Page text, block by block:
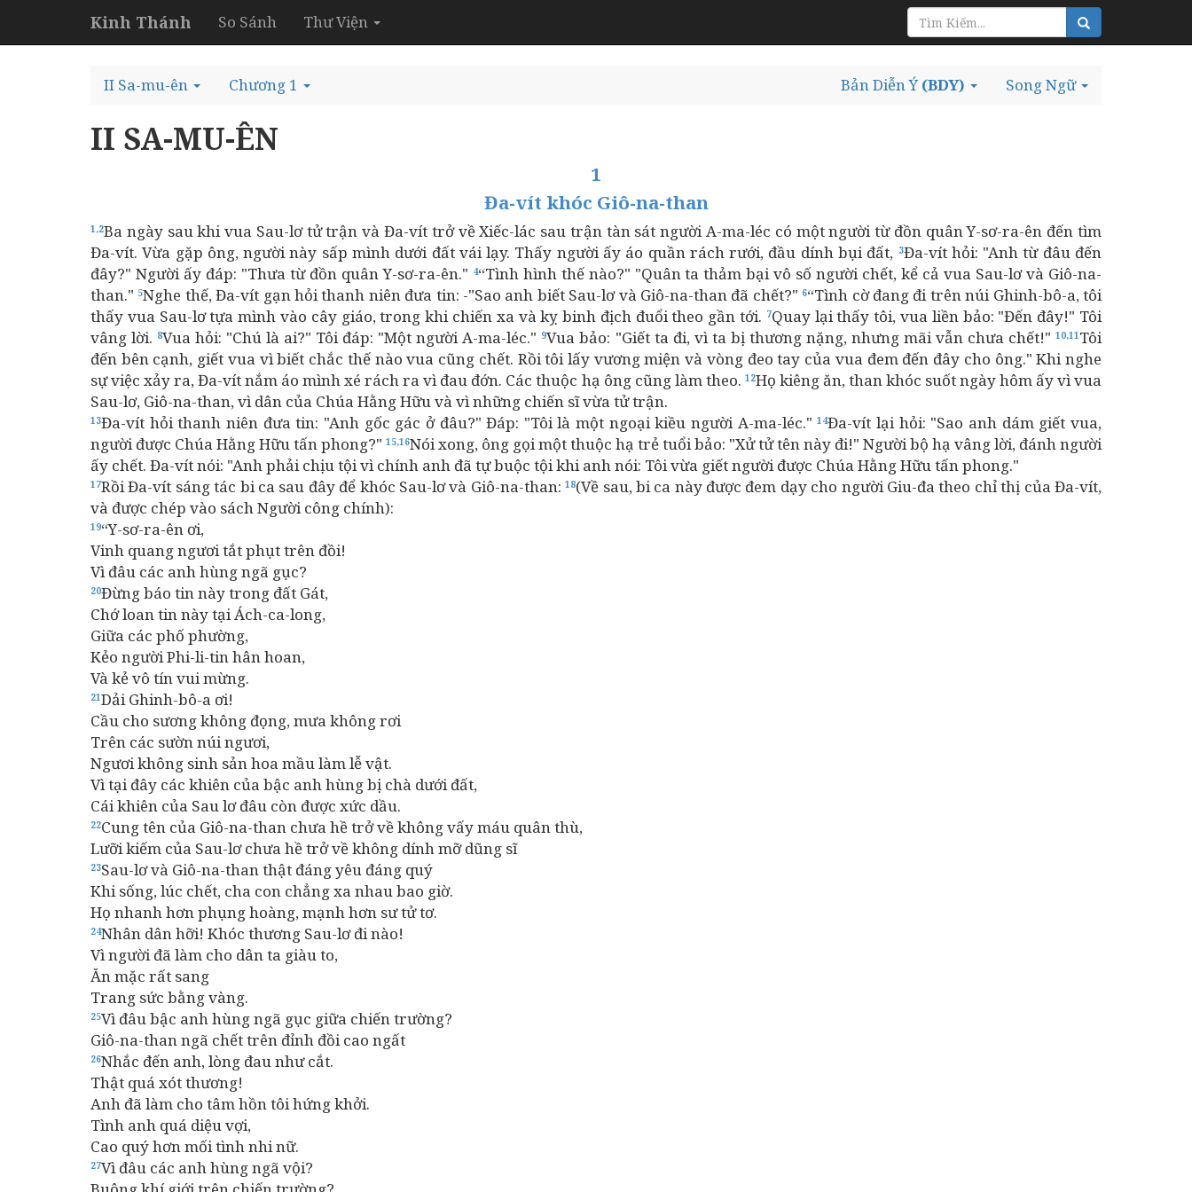
Kinh Thánh So Sánh Thư Viện
II Sa-mu-ên Chương 1 Song Ngữ
Bản Diễn Ý (BDY)
II SA-MU-ÊN
1
Đa-vít khóc Giô-na-than
1,2Ba ngày sau khi vua Sau-lơ tử trận và Đa-vít trở về Xiếc-lác sau trận tàn sát người A-ma-léc có một người từ đồn quân Y-sơ-ra-ên đến tìm
Đa-vít. Vừa gặp ông, người này sấp mình dưới đất vái lạy. Thấy người ấy áo quần rách rưới, đầu dính bụi đất, 3Đa-vít hỏi: "Anh từ đâu đến
đây?" Người ấy đáp: "Thưa từ đồn quân Y-sơ-ra-ên." 4“Tình hình thế nào?" "Quân ta thảm bại vô số người chết, kể cả vua Sau-lơ và Giô-na-
than." 5Nghe thế, Đa-vít gạn hỏi thanh niên đưa tin: -"Sao anh biết Sau-lơ và Giô-na-than đã chết?" 6“Tình cờ đang đi trên núi Ghinh-bô-a, tôi
thấy vua Sau-lơ tựa mình vào cây giáo, trong khi chiến xa và kỵ binh địch đuổi theo gần tới. 7Quay lại thấy tôi, vua liền bảo: "Đến đây!" Tôi
vâng lời. 8Vua hỏi: "Chú là ai?" Tôi đáp: "Một người A-ma-léc." 9Vua bảo: "Giết ta đi, vì ta bị thương nặng, nhưng mãi vẫn chưa chết!"10,11Tôi
đến bên cạnh, giết vua vì biết chắc thế nào vua cũng chết. Rồi tôi lấy vương miện và vòng đeo tay của vua đem đến đây cho ông." Khi nghe
sự việc xảy ra, Đa-vít nắm áo mình xé rách ra vì đau đớn. Các thuộc hạ ông cũng làm theo. 12Họ kiêng ăn, than khóc suốt ngày hôm ấy vì vua
Sau-lơ, Giô-na-than, vì dân của Chúa Hằng Hữu và vì những chiến sĩ vừa tử trận.
13Đa-vít hỏi thanh niên đưa tin: "Anh gốc gác ở đâu?" Đáp: "Tôi là một ngoại kiều người A-ma-léc."14Đa-vít lại hỏi: "Sao anh dám giết vua,
người được Chúa Hằng Hữu tấn phong?" 15,16Nói xong, ông gọi một thuộc hạ trẻ tuổi bảo: "Xử tử tên này đi!" Người bộ hạ vâng lời, đánh người
ấy chết. Đa-vít nói: "Anh phải chịu tội vì chính anh đã tự buộc tội khi anh nói: Tôi vừa giết người được Chúa Hằng Hữu tấn phong."
17Rồi Đa-vít sáng tác bi ca sau đây để khóc Sau-lơ và Giô-na-than:18(Về sau, bi ca này được đem dạy cho người Giu-đa theo chỉ thị của Đa-vít,
và được chép vào sách Người công chính):
19“Y-sơ-ra-ên ơi,
Vinh quang ngươi tắt phụt trên đồi!
Vì đâu các anh hùng ngã gục?
20Đừng báo tin này trong đất Gát,
Chớ loan tin này tại Ách-ca-long,
Giữa các phố phường,
Kẻo người Phi-li-tin hân hoan,
Và kẻ vô tín vui mừng.
21Dải Ghinh-bô-a ơi!
Cầu cho sương không đọng, mưa không rơi
Trên các sườn núi ngươi,
Ngươi không sinh sản hoa mầu làm lễ vật.
Vì tại đây các khiên của bậc anh hùng bị chà dưới đất,
Cái khiên của Sau lơ đâu còn được xức dầu.
22Cung tên của Giô-na-than chưa hề trở về không vấy máu quân thù,
Lưỡi kiếm của Sau-lơ chưa hề trở về không dính mỡ dũng sĩ
23Sau-lơ và Giô-na-than thật đáng yêu đáng quý
Khi sống, lúc chết, cha con chẳng xa nhau bao giờ.
Họ nhanh hơn phụng hoàng, mạnh hơn sư tử tơ.
24Nhân dân hỡi! Khóc thương Sau-lơ đi nào!
Vì người đã làm cho dân ta giàu to,
Ăn mặc rất sang
Trang sức bằng vàng.
25Vì đâu bậc anh hùng ngã gục giữa chiến trường?
Giô-na-than ngã chết trên đỉnh đồi cao ngất
26Nhắc đến anh, lòng đau như cắt.
Thật quá xót thương!
Anh đã làm cho tâm hồn tôi hứng khởi.
Tình anh quá diệu vợi,
Cao quý hơn mối tình nhi nữ.
27Vì đâu các anh hùng ngã vội?